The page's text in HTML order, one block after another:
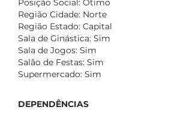
Posição Social: Ótimo
Região Cidade: Norte
Região Estado: Capital
Sala de Ginástica: Sim
Sala de Jogos: Sim
Salão de Festas: Sim
Supermercado: Sim
DEPENDÊNCIAS